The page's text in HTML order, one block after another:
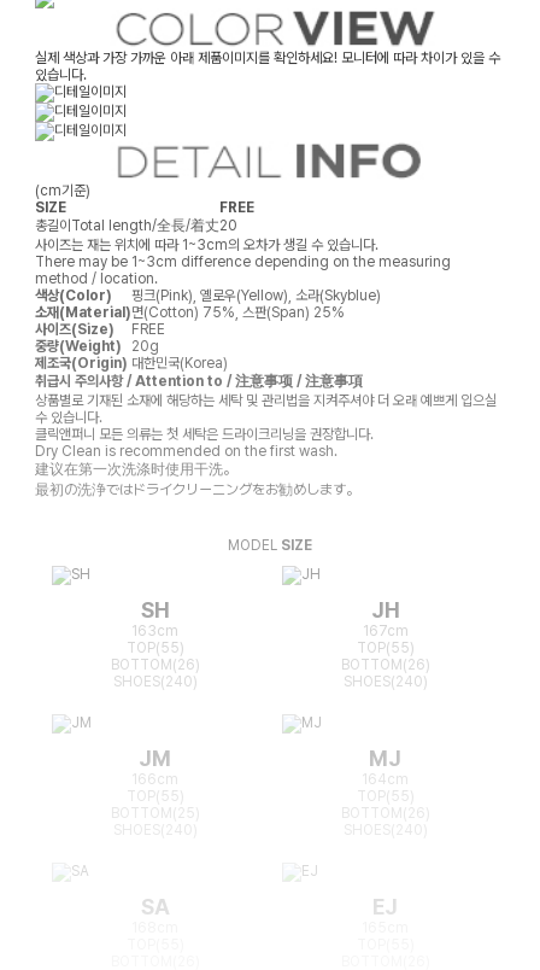
실제 색상과 가장 가까운 아래 제품이미지를 확인하세요! 모니터에 따라 차이가 있을 수
있습니다.
(cm기준)
SIZE
FREE
총길이Total length/全長/着丈20
사이즈는 재는 위치에 따라 1~3cm의 오차가 생길 수 있습니다.
There may be 1~3cm difference depending on the measuring
method / location.
색상(Color)
핑크(Pink), 옐로우(Yellow), 소라(Skyblue)
소재(Material)면(Cotton) 75%, 스판(Span) 25%
사이즈(Size)
FREE
중량(Weight)
20g
제조국(Origin) 대한민국(Korea)
취급시 주의사항 / Attention to / 注意事项 / 注意事項
상품별로 기재된 소재에 해당하는 세탁 및 관리법을 지켜주셔야 더 오래 예쁘게 입으실
수 있습니다.
클릭앤퍼니 모든 의류는 첫 세탁은 드라이크리닝을 권장합니다.
Dry Clean is recommended on the first wash.
建议在第一次洗涤时使用干洗。
最初の洗浄ではドライクリーニングをお勧めします。
MODEL SIZE
SH
163cm
TOP(55)
BOTTOM(26)
SHOES(240)
JH
167cm
TOP(55)
BOTTOM(26)
SHOES(240)
JM
166cm
TOP(55)
BOTTOM(25)
MJ
164cm
TOP(55)
BOTTOM(26)
SA EJ